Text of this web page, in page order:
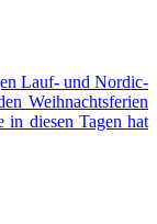
Lauf- und Nordic-
Weihnachtsferien
in diesen Tagen hat